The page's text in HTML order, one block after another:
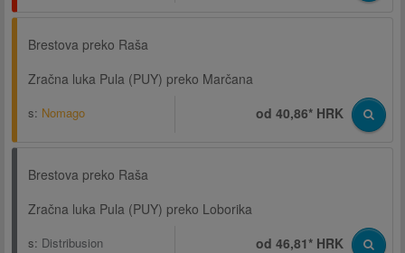
Brestova preko Raša
Zračna luka Pula (PUY) preko Marčana
s: Nomago od 40,86* HRK
Brestova preko Raša
Zračna luka Pula (PUY) preko Loborika
s: Distribusion od 46,81* HRK